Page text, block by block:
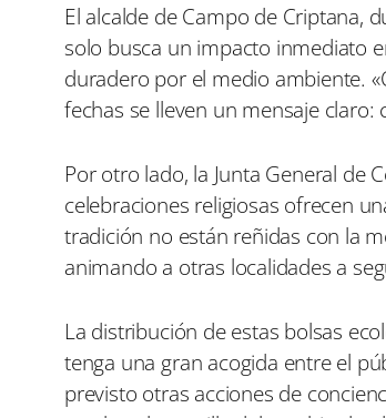
El alcalde de Campo de Criptana,
solo busca un impacto inmediato
duradero por el medio ambiente.
fechas se lleven un mensaje
Por otro lado, la Junta General de
celebraciones religiosas ofrecen
tradición no están reñidas con la
animando a otras localidades a
La distribución de estas bolsas
tenga una gran acogida entre el
previsto otras acciones de